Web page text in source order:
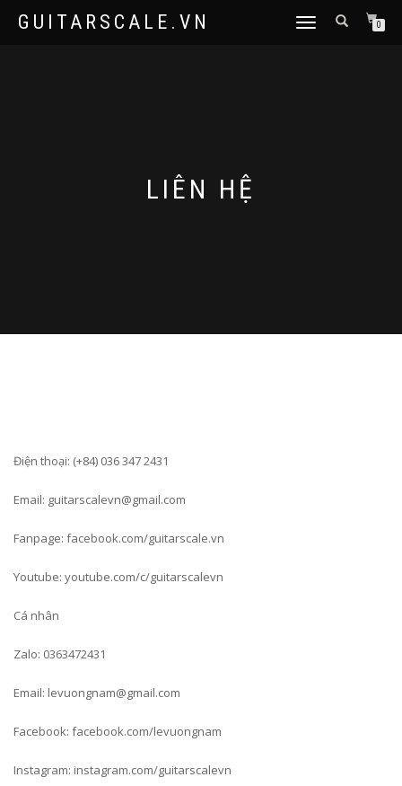
GUITARSCALE.VN
TOGGLE
0
LIÊN HỆ
Điện thoại: (+84) 036 347 2431
Email: guitarscalevn@gmail.com
Fanpage: facebook.com/guitarscale.vn
Youtube: youtube.com/c/guitarscalevn
Cá nhân
Zalo: 0363472431
Email: levuongnam@gmail.com
Facebook: facebook.com/levuongnam
Instagram: instagram.com/guitarscalevn